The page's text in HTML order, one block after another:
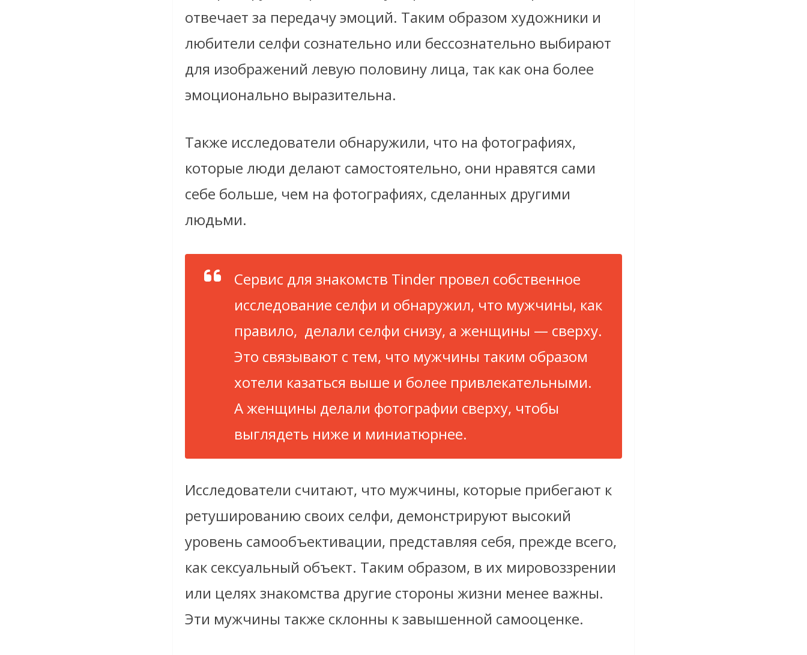
отвечает за передачу эмоций. Таким образом художники и
любители селфи сознательно или бессознательно выбирают
для изображений левую половину лица, так как она более
эмоционально выразительна.
Также исследователи обнаружили, что на фотографиях,
которые люди делают самостоятельно, они нравятся сами
себе больше, чем на фотографиях, сделанных другими
людьми.
Сервис для знакомств Tinder провел собственное
исследование селфи и обнаружил, что мужчины, как
правило, делали селфи снизу, а женщины — сверху.
Это связывают с тем, что мужчины таким образом
хотели казаться выше и более привлекательными.
А женщины делали фотографии сверху, чтобы
выглядеть ниже и миниатюрнее.
Исследователи считают, что мужчины, которые прибегают к
ретушированию своих селфи, демонстрируют высокий
уровень самообъективации, представляя себя, прежде всего,
как сексуальный объект. Таким образом, в их мировоззрении
или целях знакомства другие стороны жизни менее важны.
Эти мужчины также склонны к завышенной самооценке.